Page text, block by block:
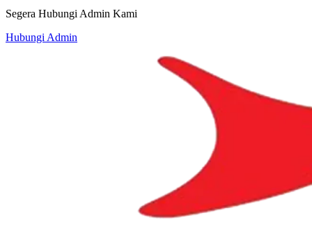
Segera Hubungi Admin Kami
Hubungi Admin